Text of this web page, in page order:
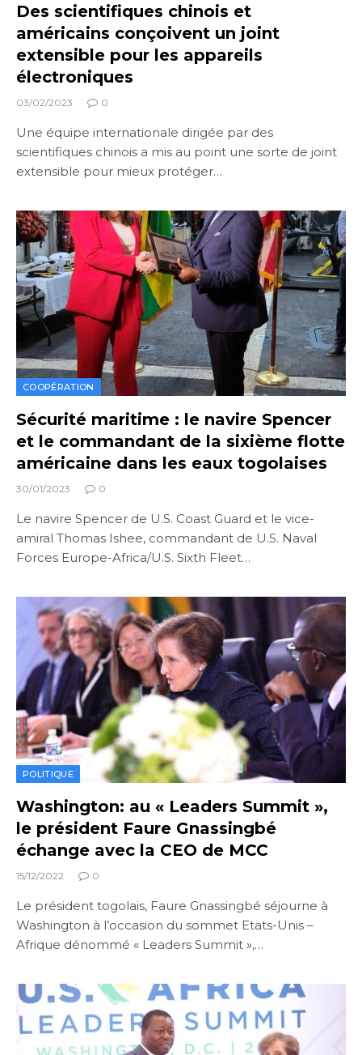
Des scientifiques chinois et
américains conçoivent un joint
extensible pour les appareils
électroniques
03/02/2023 0
Une équipe internationale dirigée par des
scientifiques chinois a mis au point une sorte de joint
extensible pour mieux protéger…
COOPÉRATION
Sécurité maritime : le navire Spencer
et le commandant de la sixième flotte
américaine dans les eaux togolaises
30/01/2023 0
Le navire Spencer de U.S. Coast Guard et le vice-
amiral Thomas Ishee, commandant de U.S. Naval
Forces Europe-Africa/U.S. Sixth Fleet…
POLITIQUE
Washington: au « Leaders Summit »,
le président Faure Gnassingbé
échange avec la CEO de MCC
15/12/2022 0
Le président togolais, Faure Gnassingbé séjourne à
Washington à l’occasion du sommet Etats-Unis –
Afrique dénommé « Leaders Summit »,…